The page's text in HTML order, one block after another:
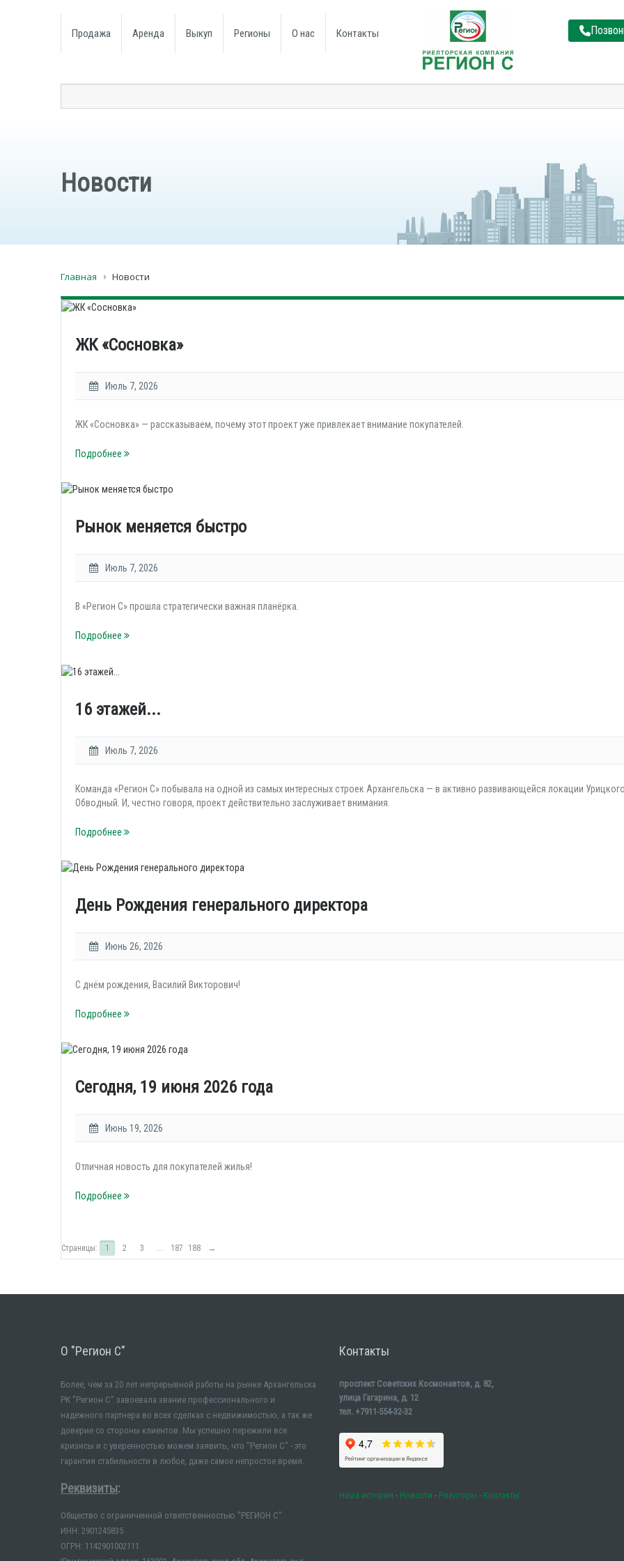
Продажа Аренда Выкуп Регионы О нас Контакты
Новости
Главная Новости
ЖК «Сосновка»
Июль 7, 2026
ЖК «Сосновка» — рассказываем, почему этот проект уже привлекает внимание покупателей.
Подробнее
Рынок меняется быстро
Июль 7, 2026
В «Регион С» прошла стратегически важная планёрка.
Подробнее
16 этажей...
Июль 7, 2026
Команда «Регион С» побывала на одной из самых интересных строек Архангельска — в активно развивающейся локации
Обводный. И, честно говоря, проект действительно заслуживает внимания.
Подробнее
День Рождения генерального директора
Июнь 26, 2026
С днём рождения, Василий Викторович!
Подробнее
Сегодня, 19 июня 2026 года
Июнь 19, 2026
Отличная новость для покупателей жилья!
Подробнее
Страницы: 1 2 3 ... 187 188 →
О "Регион С"
Более, чем за 20 лет непрерывной работы на рынке Архангельска
РК "Регион С" завоевала звание профессионального и
надежного партнера во всех сделках с недвижимостью, а так же
доверие со стороны клиентов. Мы успешно пережили все
кризисы и с уверенностью можем заявить, что "Регион С" - это
гарантия стабильности в любое, даже самое непростое время.
Реквизиты:
Общество с ограниченной ответственностью "РЕГИОН С"
ИНН: 2901245835
ОГРН: 1142901002111
Контакты
проспект Советских Космонавтов, д. 82,
улица Гагарина, д. 12
тел. +7911-554-32-32
Наша история - Новости - Риелторы - Контакты